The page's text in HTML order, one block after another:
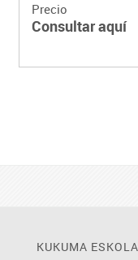
Precio
Consultar aquí
KUKUMA